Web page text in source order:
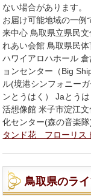
ない場合があります
お届け可能地域の一例
来中心 鳥取県立県民
れあい会館 鳥取県民
ハワイアロハホール
ョンセンター（Big
ル(境港シンフォニー
ンとうはく） Jaとう
活想像館 米子市淀江
化センター(森の音楽
タンド花 フローリス
鳥取県のラ